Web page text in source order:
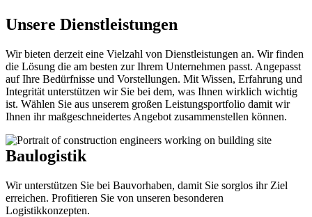
Unsere Dienstleistungen
Wir bieten derzeit eine Vielzahl von Dienstleistungen an. Wir finden
die Lösung die am besten zur Ihrem Unternehmen passt. Angepasst
auf Ihre Bedürfnisse und Vorstellungen. Mit Wissen, Erfahrung und
Integrität unterstützen wir Sie bei dem, was Ihnen wirklich wichtig
ist. Wählen Sie aus unserem großen Leistungsportfolio damit wir
Ihnen ihr maßgeschneidertes Angebot zusammenstellen können.
Baulogistik
Wir unterstützen Sie bei Bauvorhaben, damit Sie sorglos ihr Ziel
erreichen. Profitieren Sie von unseren besonderen
Logistikkonzepten.